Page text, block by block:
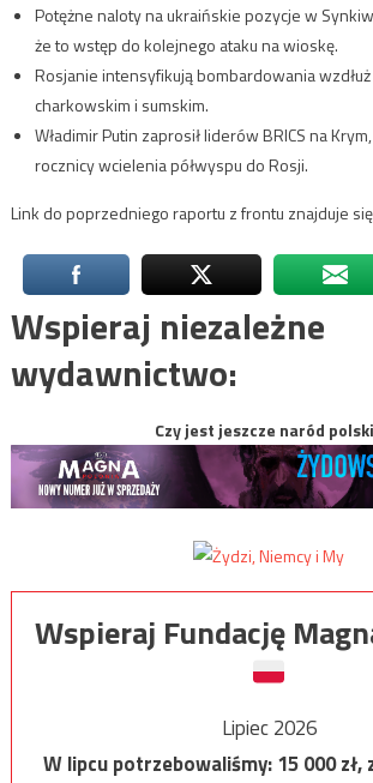
Potężne naloty na ukraińskie pozycje w
że to wstęp do kolejnego ataku na wioskę.
Rosjanie intensyfikują bombardowania
charkowskim i sumskim.
Władimir Putin zaprosił liderów BRICS na
rocznicy wcielenia półwyspu do Rosji.
Link do poprzedniego raportu z frontu znajduje się
Wspieraj niezależne
wydawnictwo:
Czy jest jeszcze naród
Wspieraj Fundację
Lipiec 2026
W lipcu potrzebowaliśmy:15 000zł,